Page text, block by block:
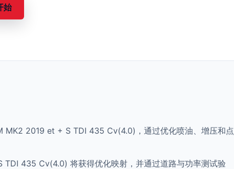
始
2019 et + S TDI 435 Cv(4.0)，通过优化喷油、增压和点
435 Cv(4.0) 将获得优化映射，并通过道路与功率测试验